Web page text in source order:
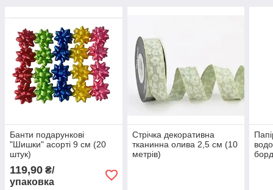
Банти подарункові
"Шишки" асорті 9 см (20
штук)
119,90 ₴/
упаковка
Стрічка декоративна
тканинна олива 2,5 см (10
метрів)